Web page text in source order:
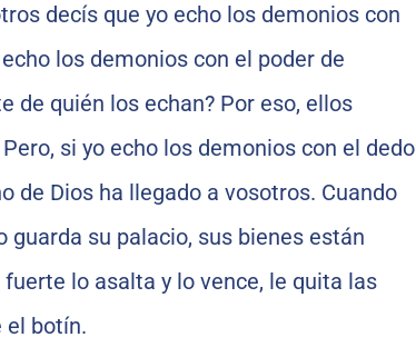
decís que yo echo los demonios con
los demonios con el poder de
de quién los echan? Por eso, ellos
si yo echo los demonios con el dedo
de Dios ha llegado a vosotros. Cuando
su palacio, sus bienes están
lo asalta y lo vence, le quita las
el botín.